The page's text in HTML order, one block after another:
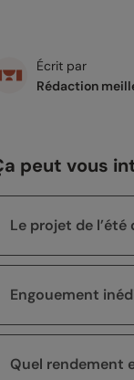
Écrit par
Rédaction
peut vous
Le projet de
Engouement
Quel rendement